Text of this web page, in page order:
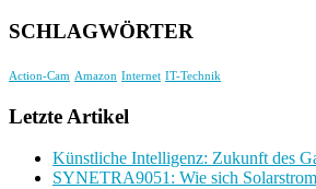
SCHLAGWÖRTER
Action-Cam Amazon Internet IT-Technik
Letzte Artikel
Künstliche Intelligenz: Zukunft des
SYNETRA9051: Wie sich